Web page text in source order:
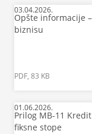
03.04.2026.
Opšte informacije
biznisu
PDF, 83 KB
01.06.2026.
Prilog MB-11
fiksne stope